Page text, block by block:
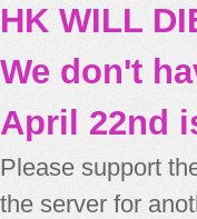
HK WILL
We don't
April 22nd
Please support
the server for